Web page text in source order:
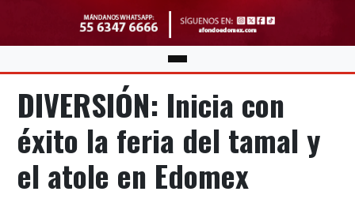
DIVERSIÓN: Inicia con
éxito la feria del tamal y
el atole en Edomex